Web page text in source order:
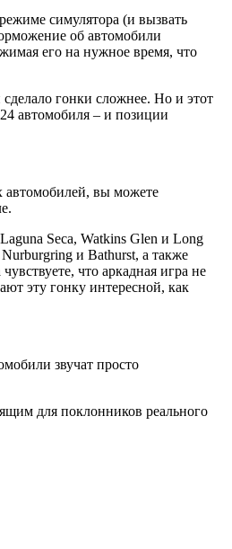
симулятора (и вызвать
об автомобили
его на нужное время, что
гонки сложнее. Но и этот
автомобиля – и позиции
автомобилей, вы можете
Seca, Watkins Glen и Long
и Bathurst, а также
что аркадная игра не
эту гонку интересной, как
звучат просто
для поклонников реального